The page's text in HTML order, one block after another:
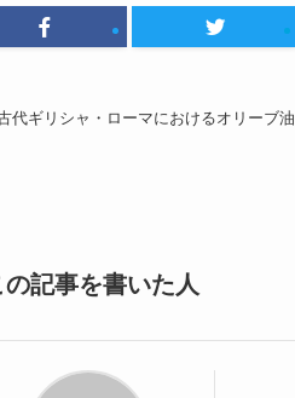
代ギリシャ・ローマにおけるオリーブ油
の記事を書いた人